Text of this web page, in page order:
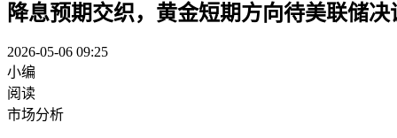
降息预期交织，黄金短期方向待美联储决
2026-05-06 09:25
小编
阅读
市场分析